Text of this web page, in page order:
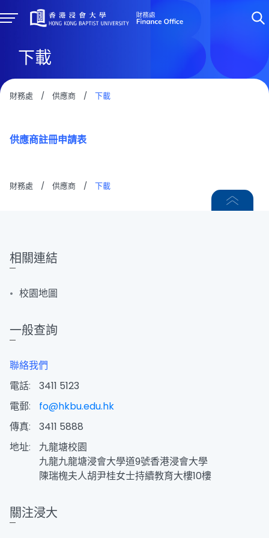
下載
財務處 / 供應商 / 下載
供應商註冊申請表
財務處 / 供應商 / 下載
相關連結
校園地圖
一般查詢
聯絡我們
電話:
3411 5123
電郵:
fo@hkbu.edu.hk
傳真:
3411 5888
地址:
九龍塘校園
九龍九龍塘浸會大學道9號香港浸會大學
陳瑞槐夫人胡尹桂女士持續教育大樓10樓
關注浸大